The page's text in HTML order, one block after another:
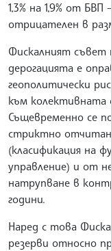
1,3% на 1,9% от
отрицателен в
Фискалният съвет
дерогацията е
геополитически
към колективната
Същевременно се
стриктно
(класификация на
управление) и от
натрупване в
години.
Наред с това
резерви относно